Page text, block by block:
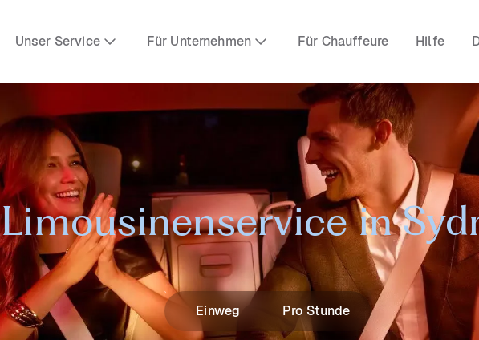
Unser Service Für Unternehmen Für Chauffeure Hilfe
Limousinenservice in
Einweg Pro Stunde